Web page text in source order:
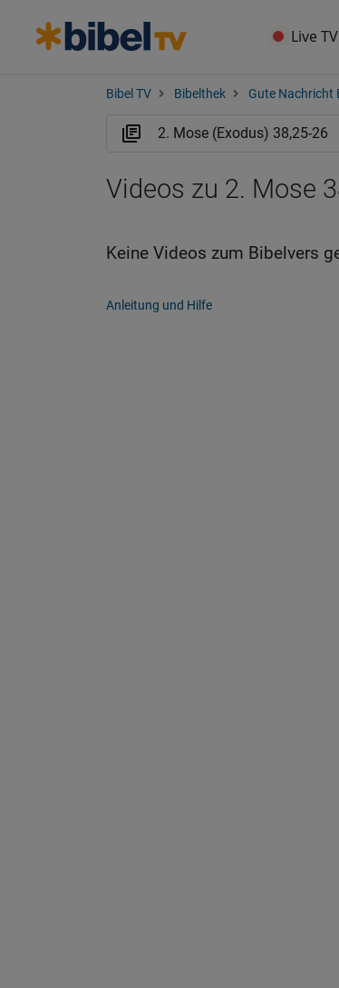
Live TV
Bibel TV Bibelthek Gute Nachricht
Videos zu 2. Mose
Keine Videos zum Bibelvers
Anleitung und Hilfe